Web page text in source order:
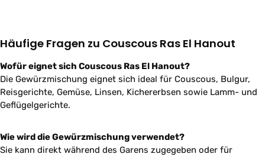
Häufige Fragen zu Couscous Ras El Hanout
Wofür eignet sich Couscous Ras El Hanout?
Die Gewürzmischung eignet sich ideal für Couscous, Bulgur,
Reisgerichte, Gemüse, Linsen, Kichererbsen sowie Lamm- und
Geflügelgerichte.
Wie wird die Gewürzmischung verwendet?
Sie kann direkt während des Garens zugegeben oder für